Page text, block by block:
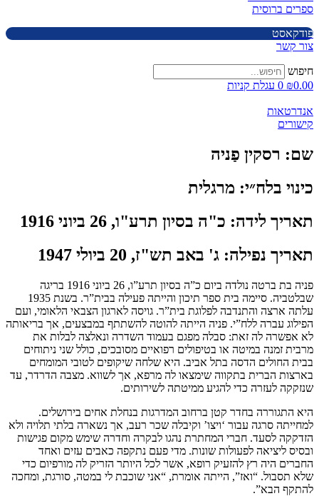
ספרים ברוסית
פודקאסט
צור קשר
חיפוש
₪0.00
0 עגלת קניות
אנדרטאות
קישורים
שם: רסקין פַניה
כינוי בלח״י: מרגלית
תאריך לידה: כ"ה בסיון תרע"ו, 26 ביוני 1916
תאריך נפילה: ג' באב תש"ז, 20 ביולי 1947
פניה בת ברטה נולדה ביום כ”ה בסיון תרע”ו, 26 ביוני 1916 בריגה
שבלטביה. סיימה בית ספר תיכון והייתה פעילה בבית”ר. בשנת 1935
עלתה ארצה והתנדבה לפלוגת בית”ר. גויסה לארגון הצבאי הלאומי, ועם
הפילוג עברה ללח”י. פניה הייתה להוטה להשתתף במבצעים, אך בריאותה
לא אפשרה לה זאת: סבלה מפגם בעמוד השדרה ונאלצה לבלות את
מרבית זמנה במיטה או בטיפולים רפואיים מסובכים, כולל שני ניתוחים
בבית החולים הדסה בתל אביב. היא שלחה שיקופים לטובי המומחים
בארצות הברית בתקווה שימצאו לה מרפא, אך לשווא. מצבה הדרדר, עד
שנזקקה לעזרה כדי להגיע ממיטתה לשירותים.
היא התגוררה בחדר קטן ברחוב המדרגות בנחלת אחים בירושלים.
למחייתה סרגה עבור ‘ויצו’ וקיבלה שכר רעב, אך נשארה בלתי תלויה ולא
הזדקקה לסעד. חברי המחתרת נהגו לבקרה וחדרה שימש מקום פגישות
ובסיס ליציאה לפעולות שונות. מדי פעם נתקפה כאבים עזים ואחד
החברים היה רץ להזעיק רופא, אשר לכל היותר הזריק לה מורפיום כדי
שלא תסבול. “ואז”, הייתה אומרת, “אני שוכבת לי במטה, סורגת, ומחכה
להתקף הבא”.